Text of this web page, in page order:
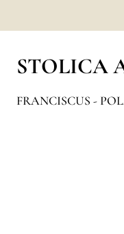
STOLICA
FRANCISCUS -